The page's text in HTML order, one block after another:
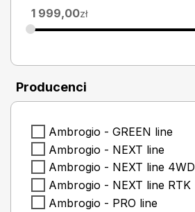
zł
1 999,00
Producenci
Ambrogio - GREEN line
Ambrogio - NEXT line
Ambrogio - NEXT line 4WD
Ambrogio - NEXT line RTK
Ambrogio - PRO line